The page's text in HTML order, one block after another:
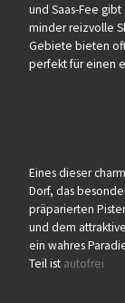
und Saas-Fee
minder reizvolle
Gebiete bieten
perfekt für einen
Eines dieser
Dorf, das
präparierten
und dem
ein wahres
Teil ist autofrei